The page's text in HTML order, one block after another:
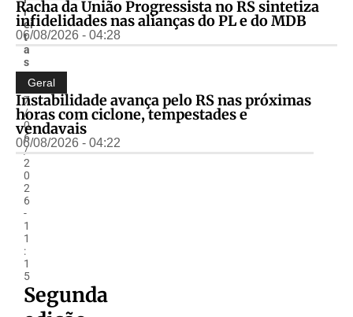
r
ei
t
a
s
-
1
7
/
0
6
/
2
0
2
6
-
1
1
:
1
5
Segunda
Racha da União Progressista no RS sintetiza
infidelidades nas alianças do PL e do MDB
06/08/2026 - 04:28
Geral
Instabilidade avança pelo RS nas próximas
horas com ciclone, tempestades e
vendavais
06/08/2026 - 04:22